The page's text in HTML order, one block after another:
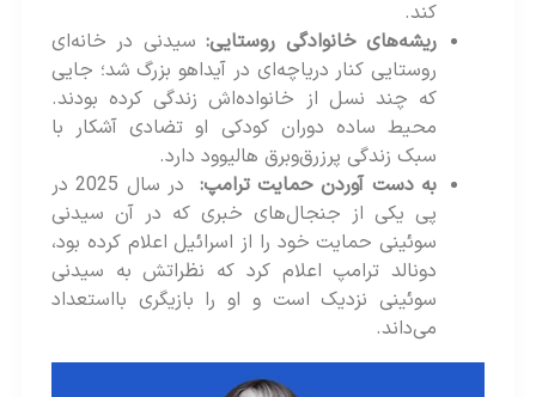
ریشه‌های خانوادگی روستایی:سیدنی در خانه‌ای
روستایی کنار دریاچه‌ای در آیداهو بزرگ شد؛ جایی
که چند نسل از خانواده‌اش زندگی کرده بودند.
محیط ساده دوران کودکی او تضادی آشکار با
سبک زندگی پرزرق‌وبرق هالیوود دارد.
به دست آوردن حمایت ترامپ:
در سال 2025 در
پی یکی از جنجال‌های خبری که در آن سیدنی
سوئینی حمایت خود را از اسرائیل اعلام کرده بود،
دونالد ترامپ اعلام کرد که نظراتش به سیدنی
سوئینی نزدیک است و او را بازیگری بااستعداد
می‌داند.